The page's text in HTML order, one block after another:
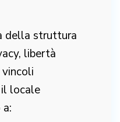
della struttura
libertà
locale